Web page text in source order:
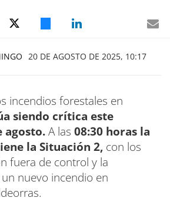
20 DE AGOSTO DE 2025, 10:17
incendios forestales en
siendo crítica este
agosto.A las 08:30 horas la
la Situación 2, con los
fuera de control y la
nuevo incendio en